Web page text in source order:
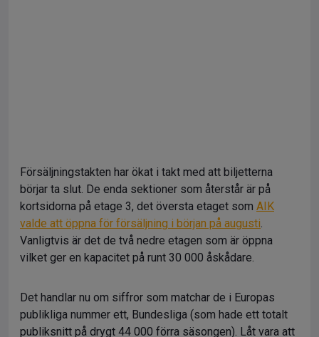
Försäljningstakten har ökat i takt med att biljetterna
börjar ta slut. De enda sektioner som återstår är på
kortsidorna på etage 3, det översta etaget som AIK
valde att öppna för försäljning i början på augusti.
Vanligtvis är det de två nedre etagen som är öppna
vilket ger en kapacitet på runt 30 000 åskådare.
Det handlar nu om siffror som matchar de i Europas
publikliga nummer ett, Bundesliga (som hade ett totalt
publiksnitt på drygt 44 000 förra säsongen). Låt vara att